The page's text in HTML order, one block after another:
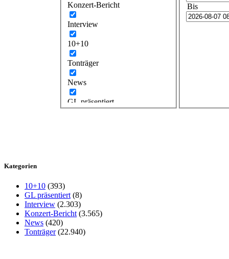
Konzert-Bericht
Interview
10+10
Tonträger
News
GL präsentiert
Bis
Kategorien
10+10 (393)
GL präsentiert (8)
Interview (2.303)
Konzert-Bericht (3.565)
News (420)
Tonträger(22.940)